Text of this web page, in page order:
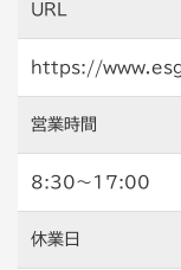
URL
https://
営業時間
8:30～17:00
休業日